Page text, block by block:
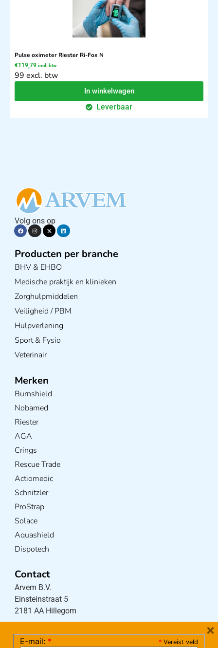
Pulse oximeter Riester Ri-Fox N
€119,79 incl. btw
99 excl. btw
In winkelwagen
Leverbaar
Volg ons op
Producten per branche
BHV & EHBO
Medische praktijk en klinieken
Zorghulpmiddelen
Veiligheid / PBM
Hulpverlening
Sport & Fysio
Veterinair
Merken
Burnshield
Nobamed
Riester
AGA
Crings
Rescue Trade
Actiomedic
Schnitzler
ProStrap
Solace
Aquashield
Dispotech
Contact
Arvem B.V.
Einsteinstraat 5
2181 AA Hillegom
Tel:0252-533256 * Vereist veld
E-mail: *
×